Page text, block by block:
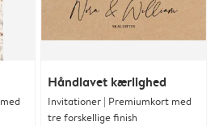
Håndlavet kærlighed
Invitationer | Premiumkort med
tre forskellige finish